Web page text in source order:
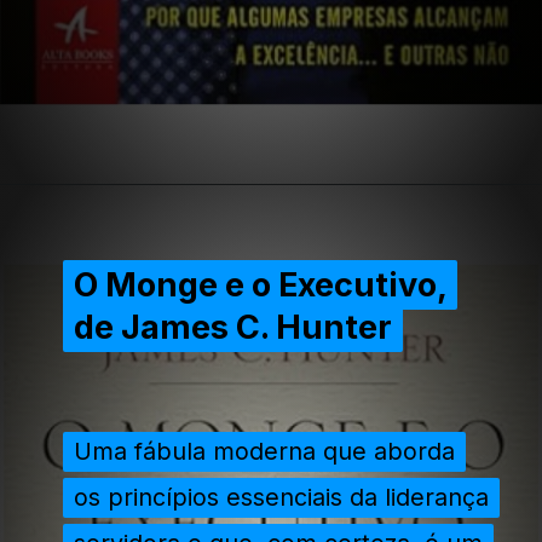
O Monge e o Executivo,
de James C. Hunter
O Monge e o Executivo,
de James C. Hunter
Uma fábula moderna que aborda
os princípios essenciais da liderança
Uma fábula moderna que aborda
os princípios essenciais da liderança